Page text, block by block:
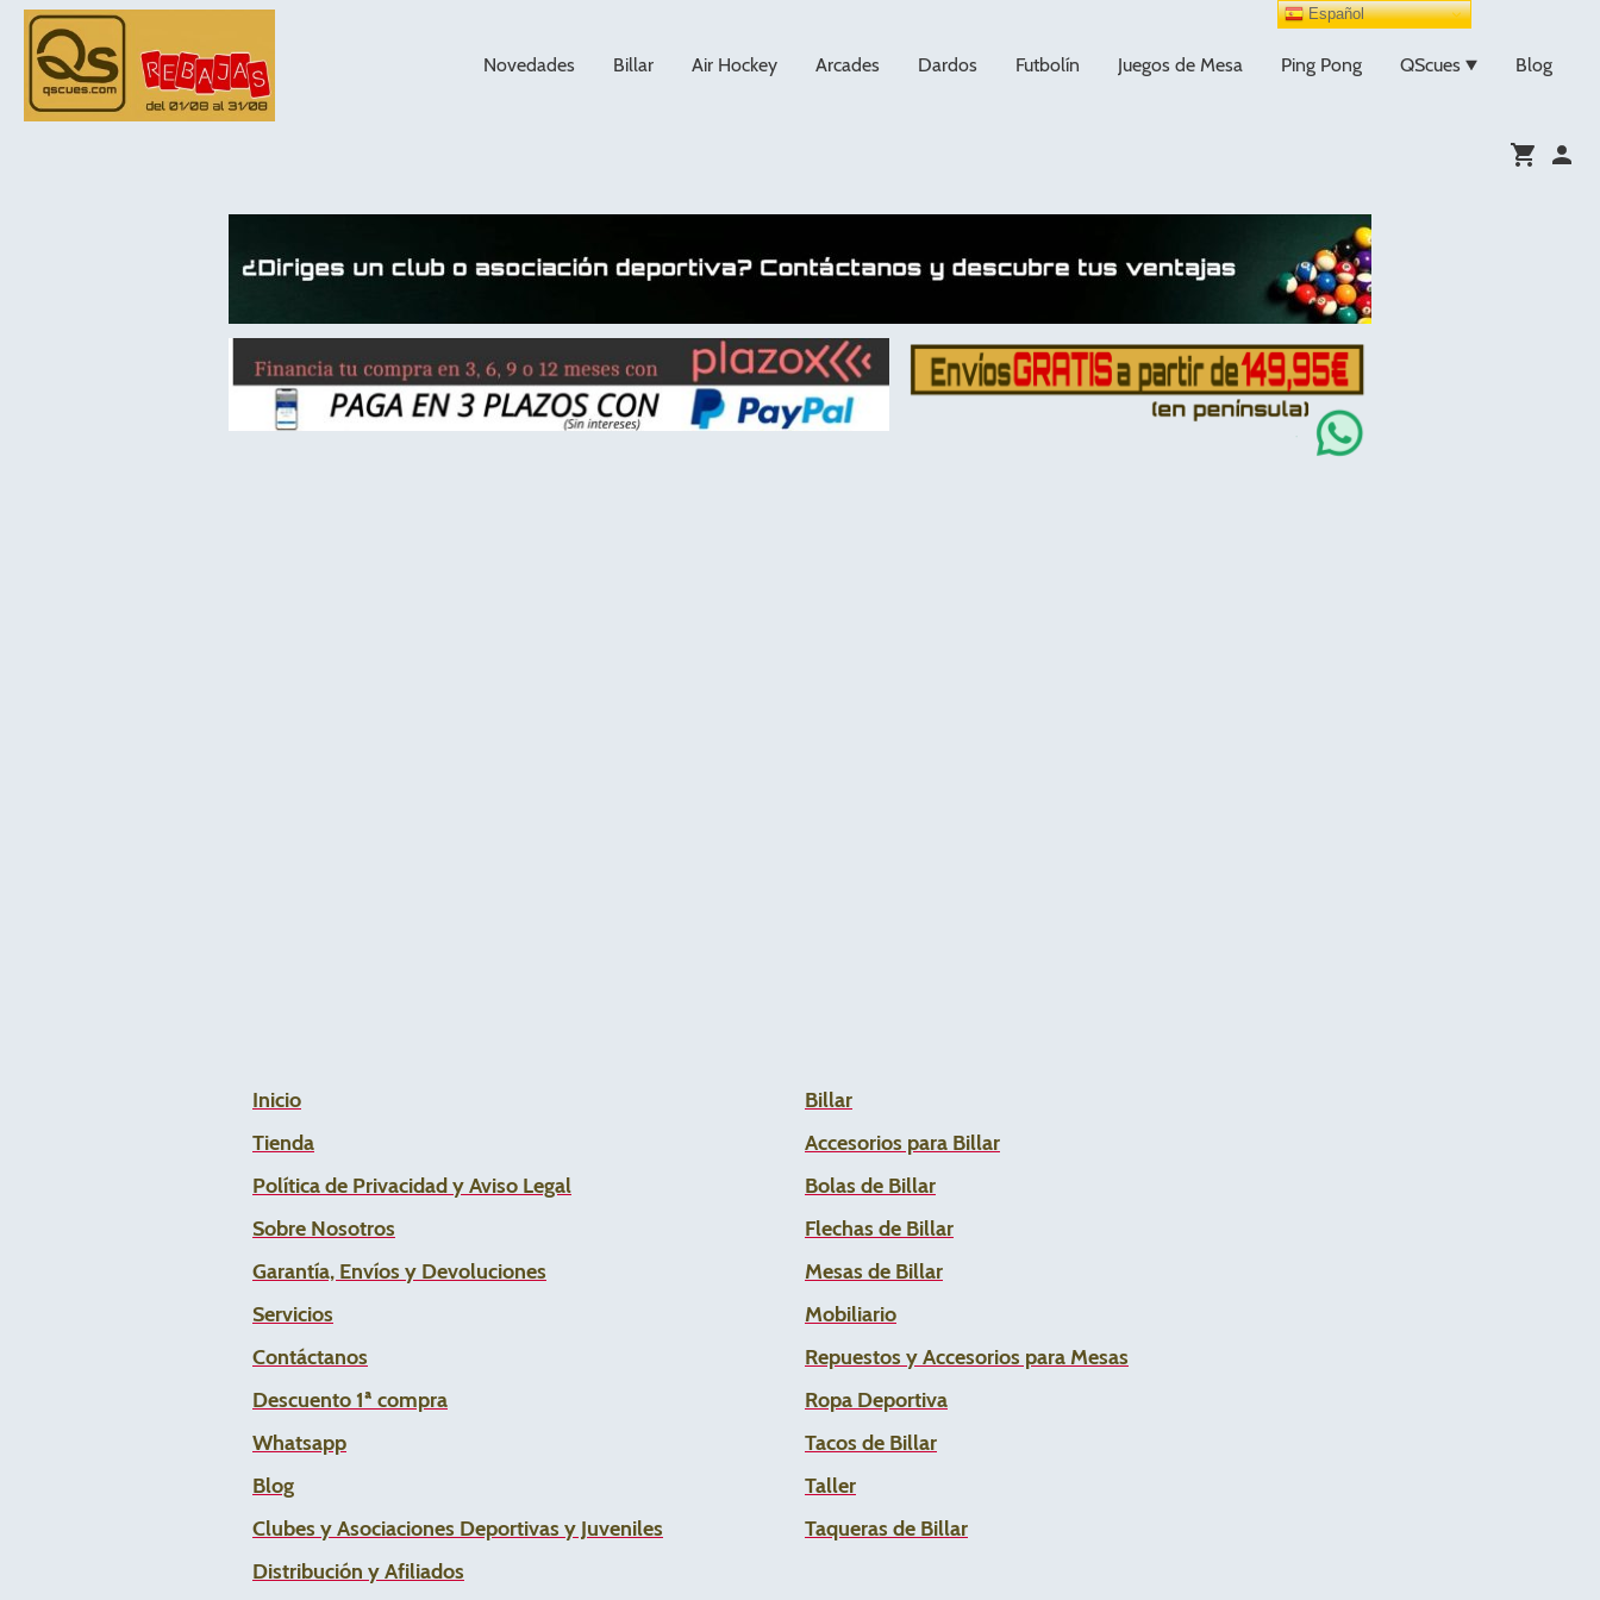
Novedades Billar Air Hockey Arcades Dardos Futbolín Juegos de Mesa Ping Pong QScues Blog
Inicio
Tienda
Política de Privacidad y Aviso Legal
Sobre Nosotros
Garantía, Envíos y Devoluciones
Servicios
Contáctanos
Descuento 1ª compra
Whatsapp
Blog
Clubes y Asociaciones Deportivas y Juveniles
Distribución y Afiliados
Billar
Accesorios para Billar
Bolas de Billar
Flechas de Billar
Mesas de Billar
Mobiliario
Repuestos y Accesorios para Mesas
Ropa Deportiva
Tacos de Billar
Taller
Taqueras de Billar
Español